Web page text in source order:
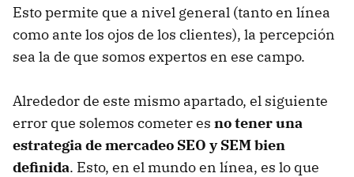
Esto permite que a nivel general (tanto en línea
como ante los ojos de los clientes), la percepción
sea la de que somos expertos en ese campo.
Alrededor de este mismo apartado, el siguiente
error que solemos cometer es no tener una
estrategia de mercadeo SEO y SEM bien
definida. Esto, en el mundo en línea, es lo que